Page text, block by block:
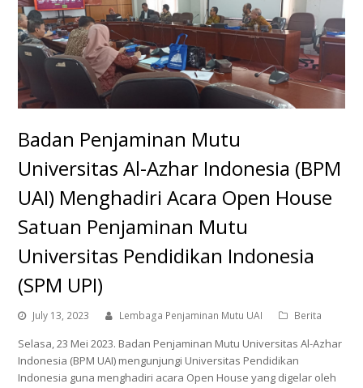
Badan Penjaminan Mutu
Universitas Al-Azhar Indonesia (BPM
UAI) Menghadiri Acara Open House
Satuan Penjaminan Mutu
Universitas Pendidikan Indonesia
(SPM UPI)
July 13, 2023 Lembaga Penjaminan Mutu UAI Berita
Selasa, 23 Mei 2023. Badan Penjaminan Mutu Universitas Al-Azhar
Indonesia (BPM UAI) mengunjungi Universitas Pendidikan
Indonesia guna menghadiri acara Open House yang digelar oleh